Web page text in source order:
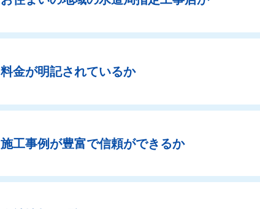
料金が明記されているか
施工事例が豊富で信頼ができるか